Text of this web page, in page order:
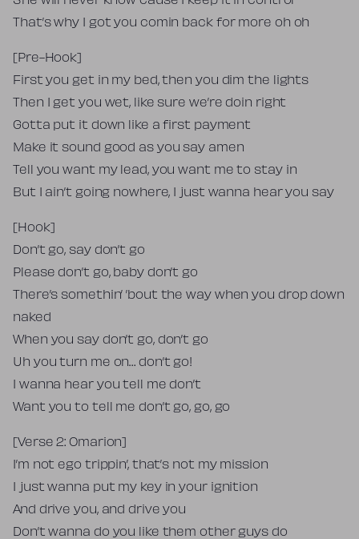
That’s why I got you comin back for more oh oh
[Pre-Hook]
First you get in my bed, then you dim the lights
Then I get you wet, like sure we’re doin right
Gotta put it down like a first payment
Make it sound good as you say amen
Tell you want my lead, you want me to stay in
But I ain’t going nowhere, I just wanna hear you say
[Hook]
Don’t go, say don’t go
Please don’t go, baby don’t go
There’s somethin’ ’bout the way when you drop down
naked
When you say don’t go, don’t go
Uh you turn me on… don’t go!
I wanna hear you tell me don’t
Want you to tell me don’t go, go, go
[Verse 2: Omarion]
I’m not ego trippin’, that’s not my mission
I just wanna put my key in your ignition
And drive you, and drive you
Don’t wanna do you like them other guys do